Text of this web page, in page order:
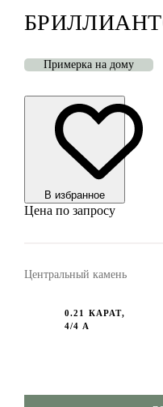
Примерка на дому
В избранноe
Цена по запросу
Центральный камень
0.21 КАРАТ,
4/4 А